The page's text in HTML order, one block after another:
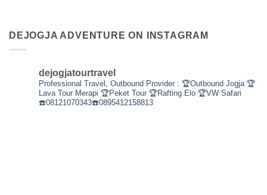
DEJOGJA ADVENTURE ON INSTAGRAM
dejogjatourtravel
Professional Travel, Outbound Provider : 🏆Outbound Jogja 🏆
Lava Tour Merapi 🏆Peket Tour 🏆Rafting Elo 🏆VW Safari
☎️08121070343☎️0895412158813